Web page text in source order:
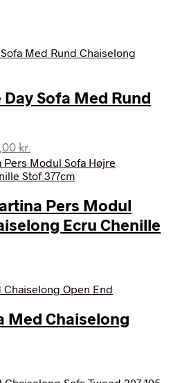
Sofa Med Rund
kr..
kr.
aktuelle
pris
24.699,00 kr..
Pers Modul
Ecru Chenille
Med Chaiselong